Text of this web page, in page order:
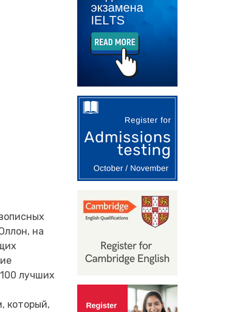
на
лучших
который,